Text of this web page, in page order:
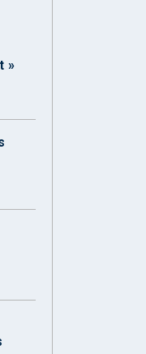
»